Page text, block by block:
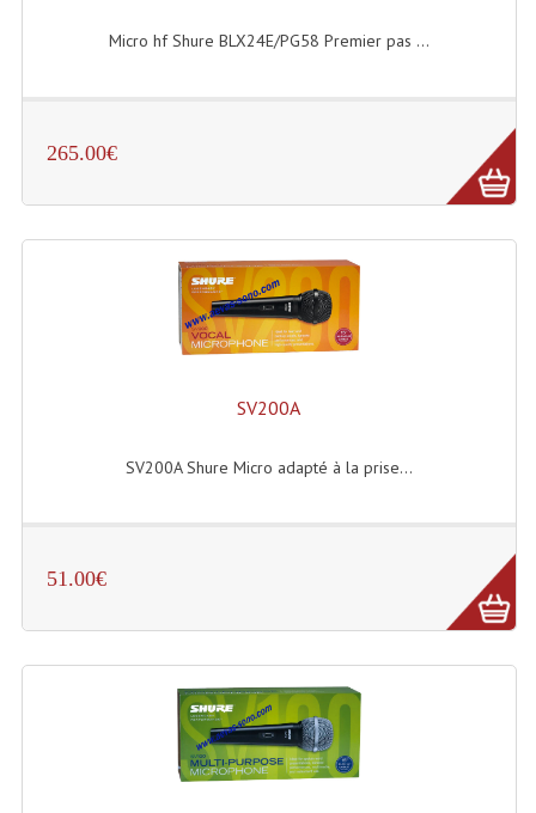
Micro hf Shure BLX24E/PG58 Premier pas ...
265.00€
SV200A
SV200A Shure Micro adapté à la prise...
51.00€